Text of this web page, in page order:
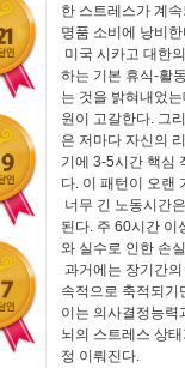
한 스트레스가 계
명품 소비에 낭비
미국 시카고 대한
하는 기본 휴식-활
는 것을 밝혀내었
원이 고갈한다. 그
은 저마다 자신의
기에 3-5시간 핵심
다. 이 패턴이 오랜
너무 긴 노동시간
된다. 주 60시간 이
와 실수로 인한 손
과거에는 장기간
속적으로 축적되기
이는 의사결정능력
뇌의 스트레스 상
정 이뤄진다.